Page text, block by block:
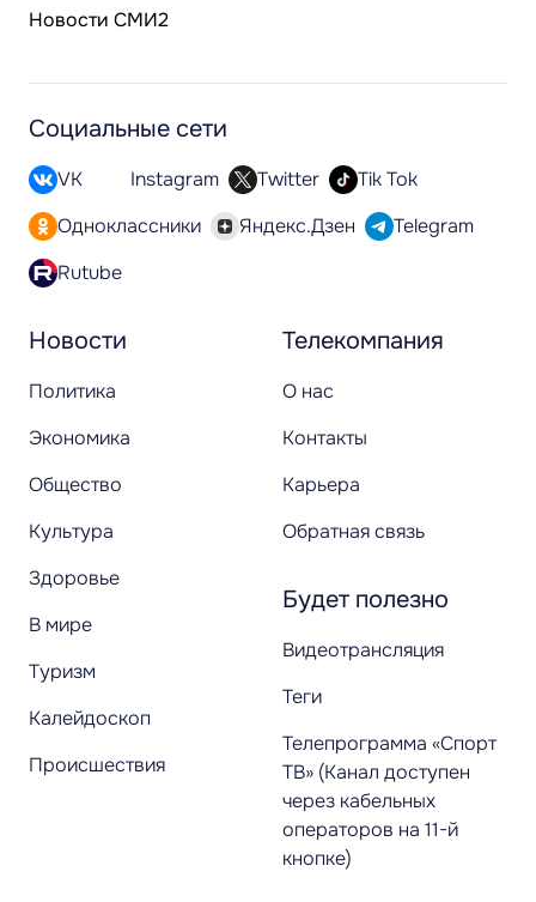
Новости СМИ2
Новости
Политика
Экономика
Общество
Культура
Здоровье
В мире
Туризм
Калейдоскоп
Происшествия
Телекомпания
О нас
Контакты
Карьера
Обратная связь
Будет полезно
Видеотрансляция
Теги
Телепрограмма «Спорт
ТВ» (Канал доступен
через кабельных
операторов на 11-й
кнопке)
Социальные сети
VK Instagram Twitter
Tik Tok
Одноклассники
Яндекс.Дзен
Telegram
Rutube